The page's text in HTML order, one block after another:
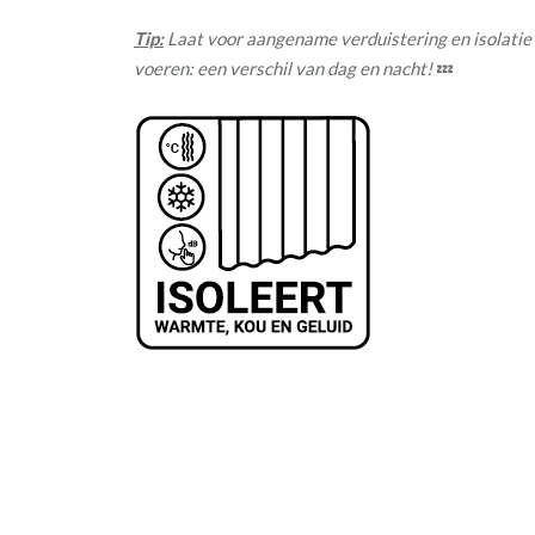
Tip:Laat voor aangename verduistering en
voeren: een verschil van dag en nacht!💤